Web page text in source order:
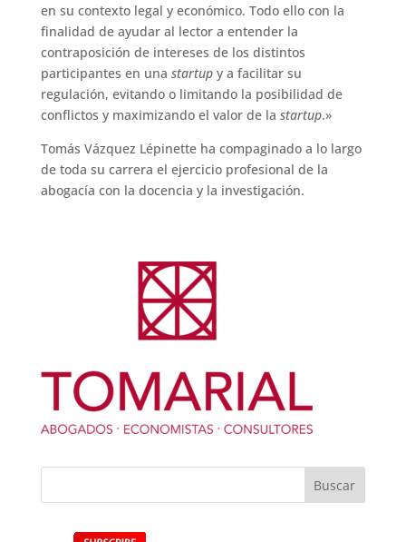
en su contexto legal y económico. Todo ello con la
finalidad de ayudar al lector a entender la
contraposición de intereses de los distintos
participantes en una startupy a facilitar su
regulación, evitando o limitando la posibilidad de
conflictos y maximizando el valor de la startup.»
Tomás Vázquez Lépinette ha compaginado a lo largo
de toda su carrera el ejercicio profesional de la
abogacía con la docencia y la investigación.